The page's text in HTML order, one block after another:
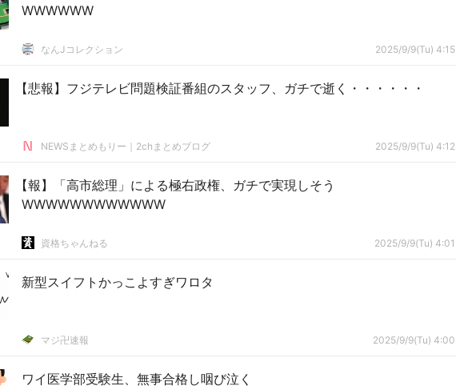
WWWWWW
なんJコレクション 2025/9/9(Tu) 4:15
【悲報】フジテレビ問題検証番組のスタッフ、ガチで逝く・・・・・・
NEWSまとめもりー｜2chまとめブログ 2025/9/9(Tu) 4:12
【報】「高市総理」による極右政権、ガチで実現しそう
WWWWWWWWWWWW
資格ちゃんねる 2025/9/9(Tu) 4:01
新型スイフトかっこよすぎワロタ
マジ卍速報 2025/9/9(Tu) 4:00
ワイ医学部受験生、無事合格し咽び泣く